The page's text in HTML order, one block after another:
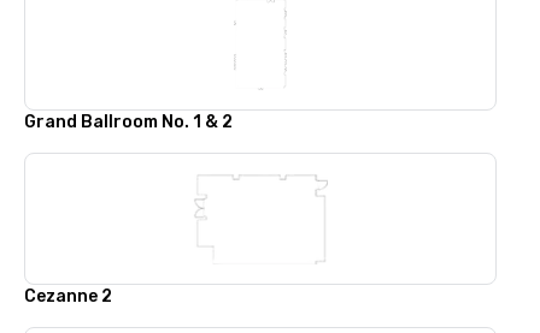
Grand Ballroom No. 1 & 2
Cezanne 2